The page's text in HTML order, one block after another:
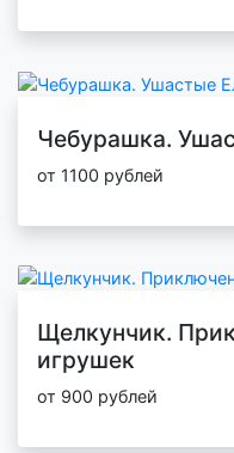
Чебурашка.
от 1100 рублей
Щелкунчик.
игрушек
от 900 рублей